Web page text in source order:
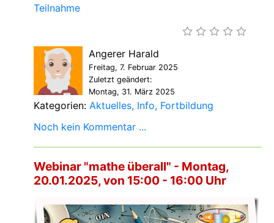
Teilnahme
Angerer Harald
Freitag, 7. Februar 2025
Zuletzt geändert:
Montag, 31. März 2025
Kategorien: Aktuelles Info Fortbildung
Noch kein Kommentar ...
Webinar "mathe überall" - Montag,
20.01.2025, von 15:00 - 16:00 Uhr